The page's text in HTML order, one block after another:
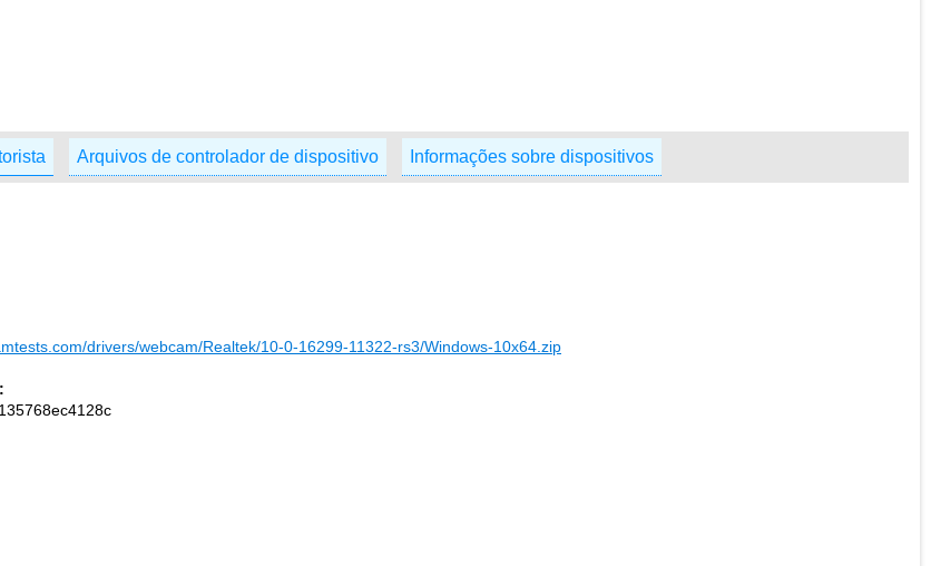
Arquivos de controlador de dispositivo Informações sobre dispositivos
drivers/webcam/Realtek/10-0-16299-11322-rs3/Windows-10x64.zip